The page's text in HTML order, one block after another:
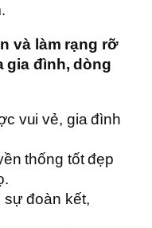
và làm rạng rỡ
gia đình, dòng
vui vẻ, gia đình
thống tốt đẹp
sự đoàn kết,